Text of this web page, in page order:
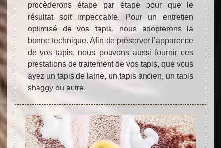
procèderons étape par étape pour que le
résultat soit impeccable. Pour un entretien
optimisé de vos tapis, nous adopterons la
bonne technique. Afin de préserver l’apparence
de vos tapis, nous pouvons aussi fournir des
prestations de traitement de vos tapis, que vous
ayez un tapis de laine, un tapis ancien, un tapis
shaggy ou autre.